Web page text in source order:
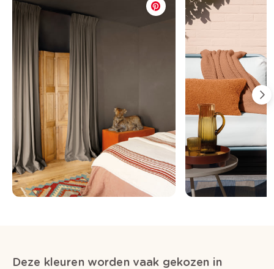
Deze kleuren worden vaak gekozen in